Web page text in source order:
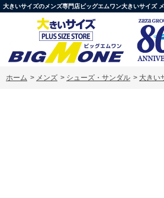
大きいサイズのメンズ専門店ビッグエムワン大きいサイ
ホーム > メンズ > シューズ・サンダル > 大きい